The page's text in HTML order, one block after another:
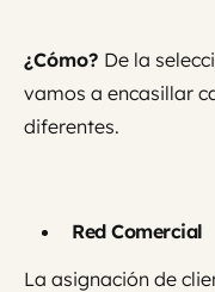
¿Cómo? De la
vamos a encasillar
diferentes.
Red Comercial
La asignación de